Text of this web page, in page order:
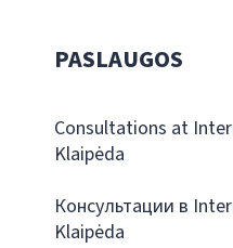
PASLAUGOS
Consultations at
Klaipėda
Консультации в
Klaipėda